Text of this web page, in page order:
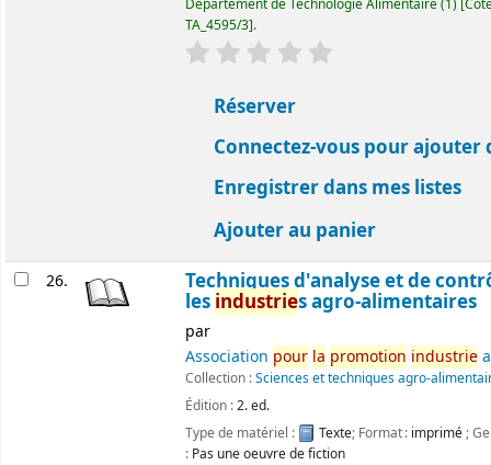
Département de Technologie Alimentaire(1)
TA_4595/3 .
évaluation
Réserver
Connectez-vous pour ajouter
Enregistrer dans mes listes
Ajouter au panier
26. Techniques d'analyse et de
les industries agro-alimentaires
par
Association pour la promotion industrie
Collection :Sciences et techniques agro-
Édition :2. ed.
Type de matériel :
Texte; Format : imprimé;
: Pas une oeuvre de fiction